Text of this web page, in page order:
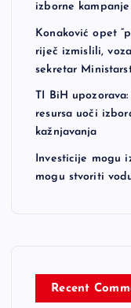
izborne kampanje
Konaković opet
riječ izmislili,
sekretar
TI BiH
resursa uoči
kažnjavanja
Investicije mogu
mogu stvoriti
Recent